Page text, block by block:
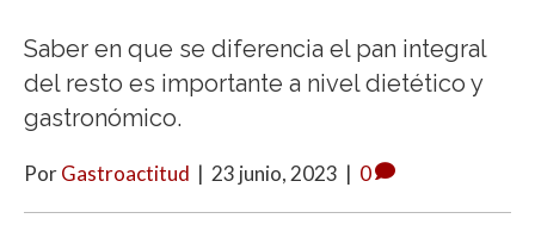
Saber en que se diferencia el pan integral
del resto es importante a nivel dietético y
gastronómico.
PorGastroactitud | 23 junio, 2023 | 0